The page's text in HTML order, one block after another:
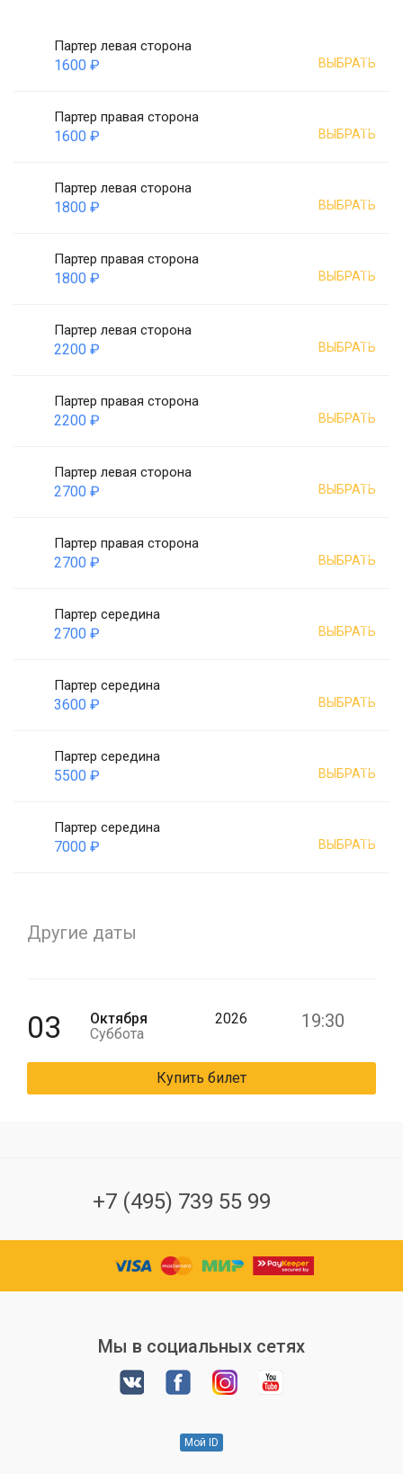
Партер левая сторона
1600 ₽ ВЫБРАТЬ
Партер правая сторона
1600 ₽ ВЫБРАТЬ
Партер левая сторона
1800 ₽ ВЫБРАТЬ
Партер правая сторона
1800 ₽ ВЫБРАТЬ
Партер левая сторона
2200 ₽ ВЫБРАТЬ
Партер правая сторона
2200 ₽ ВЫБРАТЬ
Партер левая сторона
2700 ₽ ВЫБРАТЬ
Партер правая сторона
2700 ₽ ВЫБРАТЬ
Партер середина
2700 ₽ ВЫБРАТЬ
Партер середина
3600 ₽ ВЫБРАТЬ
Партер середина
5500 ₽ ВЫБРАТЬ
Партер середина
7000 ₽ ВЫБРАТЬ
Другие даты
03
Октября
Суббота
2026 19:30
Купить билет
+7 (495) 739 55 99
Мы в социальных сетях
Мой ID